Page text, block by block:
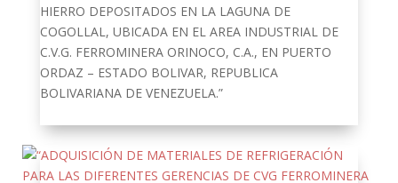
HIERRO DEPOSITADOS EN LA LAGUNA DE
COGOLLAL, UBICADA EN EL AREA INDUSTRIAL DE
C.V.G. FERROMINERA ORINOCO, C.A., EN PUERTO
ORDAZ – ESTADO BOLIVAR, REPUBLICA
BOLIVARIANA DE VENEZUELA.”